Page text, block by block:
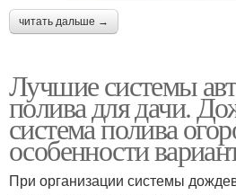
читать дальше →
Лучшие системы
полива для дачи.
система полива
особенности
При организации системы